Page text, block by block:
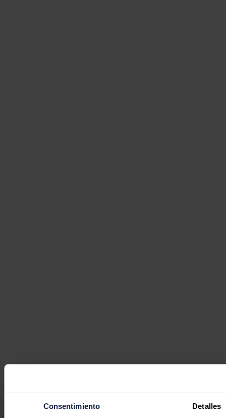
Consentimiento Detalles